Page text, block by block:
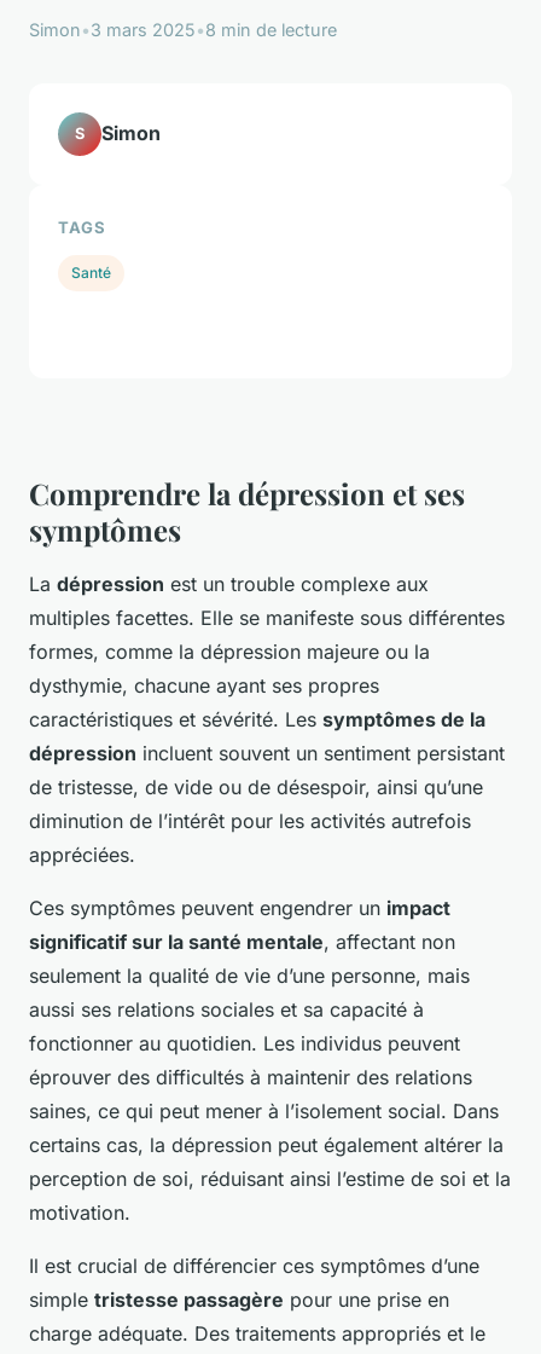
Simon•3 mars 2025•8 min de lecture
Comprendre la dépression et ses
symptômes
La dépression est un trouble complexe aux
multiples facettes. Elle se manifeste sous différentes
formes, comme la dépression majeure ou la
dysthymie, chacune ayant ses propres
caractéristiques et sévérité. Les symptômes de la
dépression incluent souvent un sentiment persistant
de tristesse, de vide ou de désespoir, ainsi qu’une
diminution de l’intérêt pour les activités autrefois
appréciées.
Ces symptômes peuvent engendrer un impact
significatif sur la santé mentale, affectant non
seulement la qualité de vie d’une personne, mais
aussi ses relations sociales et sa capacité à
fonctionner au quotidien. Les individus peuvent
éprouver des difficultés à maintenir des relations
saines, ce qui peut mener à l’isolement social. Dans
certains cas, la dépression peut également altérer la
perception de soi, réduisant ainsi l’estime de soi et la
motivation.
Il est crucial de différencier ces symptômes d’une
simple tristesse passagère pour une prise en
charge adéquate. Des traitements appropriés et le
S Simon
TAGS
Santé